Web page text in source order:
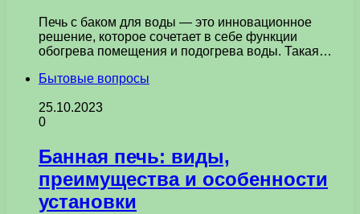
Печь с баком для воды — это инновационное
решение, которое сочетает в себе функции
обогрева помещения и подогрева воды. Такая…
Бытовые вопросы
25.10.2023
0
Банная печь: виды,
преимущества и особенности
установки